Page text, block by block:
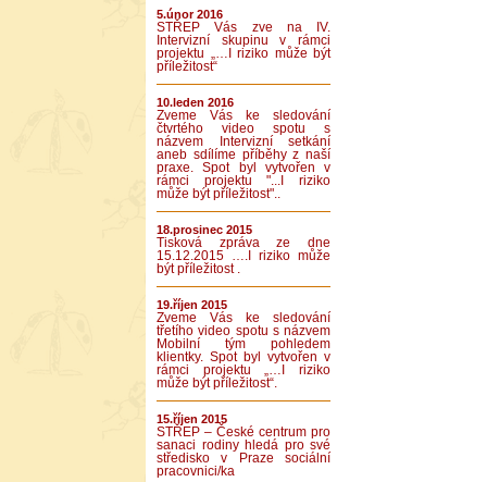
5.únor 2016
STŘEP Vás zve na IV.
Intervizní skupinu v rámci
projektu „…I riziko může být
příležitost“
10.leden 2016
Zveme Vás ke sledování
čtvrtého video spotu s
názvem Intervizní setkání
aneb sdílíme příběhy z naší
praxe. Spot byl vytvořen v
rámci projektu "...I riziko
může být příležitost"..
18.prosinec 2015
Tisková zpráva ze dne
15.12.2015 ….I riziko může
být příležitost .
19.říjen 2015
Zveme Vás ke sledování
třetího video spotu s názvem
Mobilní tým pohledem
klientky. Spot byl vytvořen v
rámci projektu „…I riziko
může být příležitost“.
15.říjen 2015
STŘEP – České centrum pro
sanaci rodiny hledá pro své
středisko v Praze sociální
pracovnici/ka